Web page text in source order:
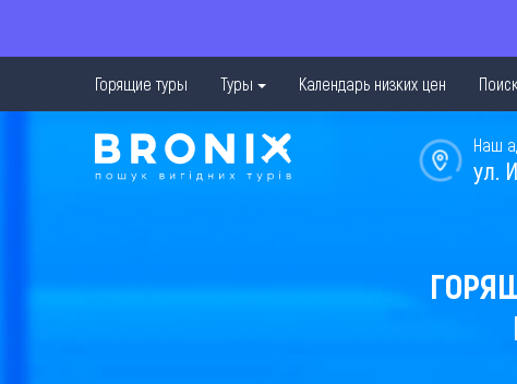
Горящие туры Туры Календарь низких цен
Наш
ул.